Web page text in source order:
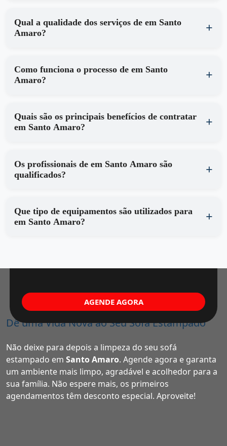
Qual a qualidade dos serviços de em Santo
Amaro?
Como funciona o processo de em Santo
Amaro?
Quais são os principais benefícios de contratar
em Santo Amaro?
Os profissionais de em Santo Amaro são
qualificados?
Que tipo de equipamentos são utilizados para
em Santo Amaro?
Dê uma Vida Nova ao Seu Sofá Estampado
Não deixe para depois a limpeza do seu sofá
estampado em Santo Amaro. Agende agora e garanta
um ambiente mais limpo, agradável e acolhedor para a
sua família. Não espere mais, os primeiros
agendamentos têm desconto especial. Aproveite!
AGENDE AGORA